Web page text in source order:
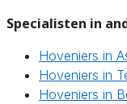
Specialisten in
Hoveniers in
Hoveniers in
Hoveniers in